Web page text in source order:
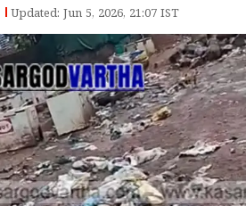
Updated: Jun 5, 2026, 21:07 IST